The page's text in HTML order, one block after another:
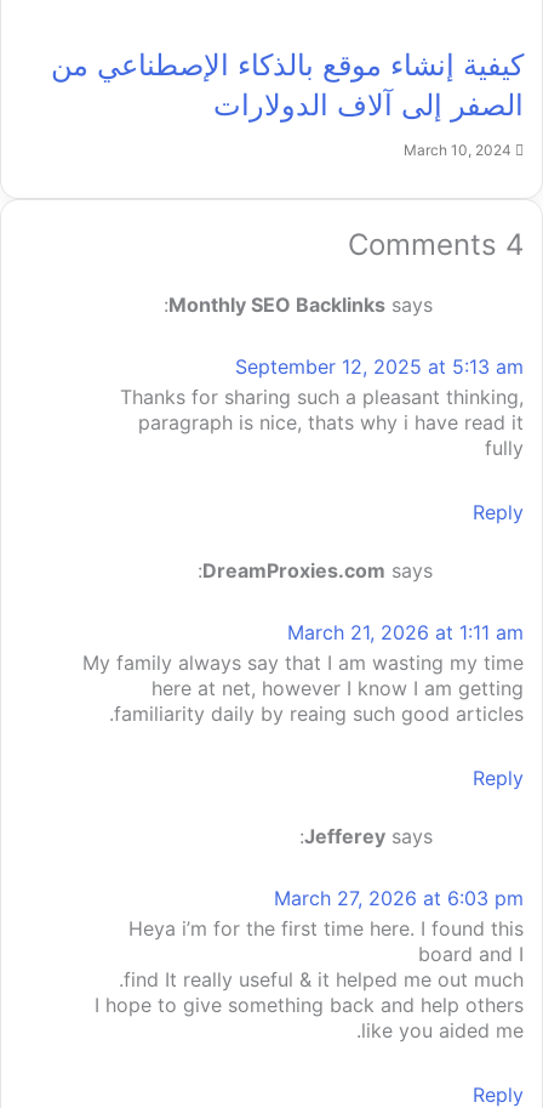
كيفية إنشاء موقع بالذكاء الإصطناعي من
الصفر إلى آلاف الدولارات
March 10, 2024
4 Comments
Monthly SEO Backlinks says:
September 12, 2025 at 5:13 am
Thanks for sharing such a pleasant thinking,
paragraph is nice, thats why i have read it
fully
Reply
DreamProxies.com says:
March 21, 2026 at 1:11 am
My family always say that I am wasting my time
here at net, however I know I am getting
familiarity daily by reaing such good articles.
Reply
Jefferey says:
March 27, 2026 at 6:03 pm
Heya i’m for the first time here. I found this
board and I
find It really useful & it helped me out much.
I hope to give something back and help others
like you aided me.
Reply